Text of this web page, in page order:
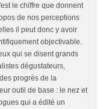
le chiffre que donnent
de nos perceptions
il peut donc y avoir
objectivable.
qui se disent grands
dégustateurs,
progrès de la
outil de base : le nez et
qui a édité un